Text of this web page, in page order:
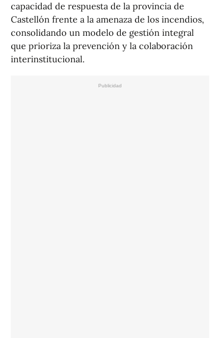
capacidad de respuesta de la provincia de
Castellón frente a la amenaza de los incendios,
consolidando un modelo de gestión integral
que prioriza la prevención y la colaboración
interinstitucional.